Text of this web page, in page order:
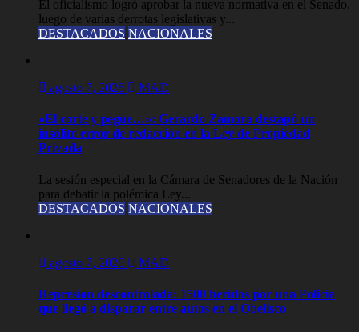
El oficialismo logró aprobar la nueva normativa en el Senado,
luego de varias derrotas legislativas y...
DESTACADOS NACIONALES
agosto 7, 2026 MAD
«El corte y pegue…»: Gerardo Zamora destapó un
insólito error de redacción en la Ley de Propiedad
Privada
La sesión especial en la Cámara de Senadores de la Nación
para debatir la polémica Ley...
DESTACADOS NACIONALES
agosto 7, 2026 MAD
Represión descontrolada: 1500 heridos por una Policía
que llegó a disparar entre autos en el Obelisco